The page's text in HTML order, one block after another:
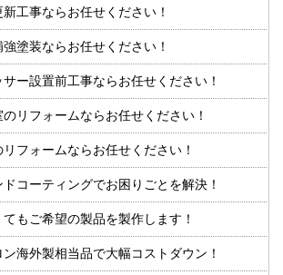
工事ならお任せください！
塗装ならお任せください！
ー設置前工事ならお任せください！
リフォームならお任せください！
フォームならお任せください！
コーティングでお困りごとを解決！
もご希望の製品を製作します！
海外製相当品で大幅コストダウン！